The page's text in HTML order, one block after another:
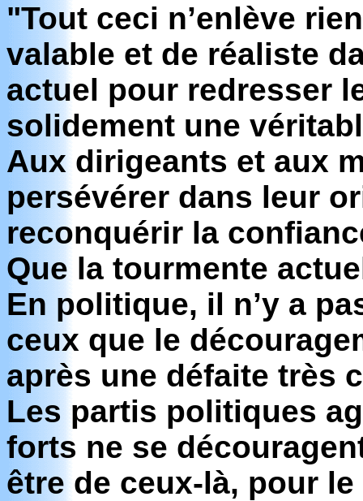
"Tout ceci n’enlève
valable et de réaliste
actuel pour redresser
solidement une
Aux dirigeants et aux
persévérer dans leur
reconquérir la
Que la tourmente
En politique, il n’y a
ceux que le
après une défaite très
Les partis politiques
forts ne se
être de ceux-là, pour